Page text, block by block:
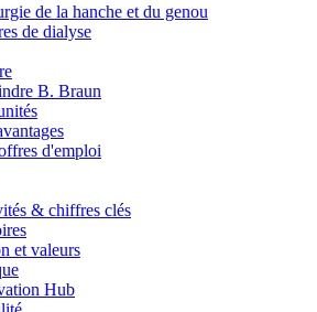
Braun. Contactez-nous.
de la hanche et du genou
de dialyse
B. Braun
d'emploi
& chiffres clés
et valeurs
Hub